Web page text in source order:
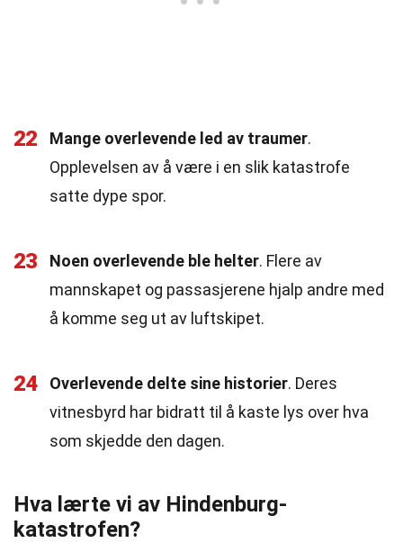
22 Mange overlevende led av traumer.
Opplevelsen av å være i en slik katastrofe
satte dype spor.
23 Noen overlevende ble helter. Flere av
mannskapet og passasjerene hjalp andre med
å komme seg ut av luftskipet.
24 Overlevende delte sine historier. Deres
vitnesbyrd har bidratt til å kaste lys over hva
som skjedde den dagen.
Hva lærte vi av Hindenburg-
katastrofen?